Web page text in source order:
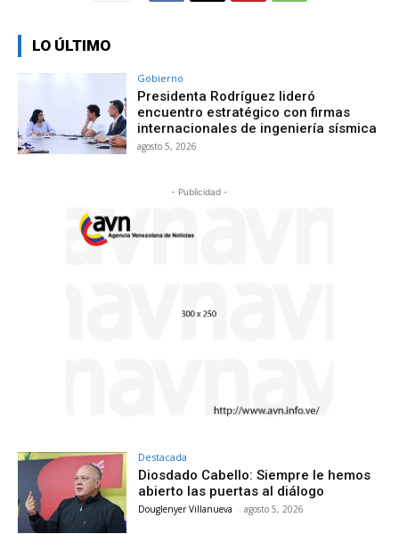
LO ÚLTIMO
Gobierno
Presidenta Rodríguez lideró
encuentro estratégico con firmas
internacionales de ingeniería sísmica
agosto 5, 2026
- Publicidad -
Destacada
Diosdado Cabello: Siempre le hemos
abierto las puertas al diálogo
Douglenyer Villanueva - agosto 5, 2026